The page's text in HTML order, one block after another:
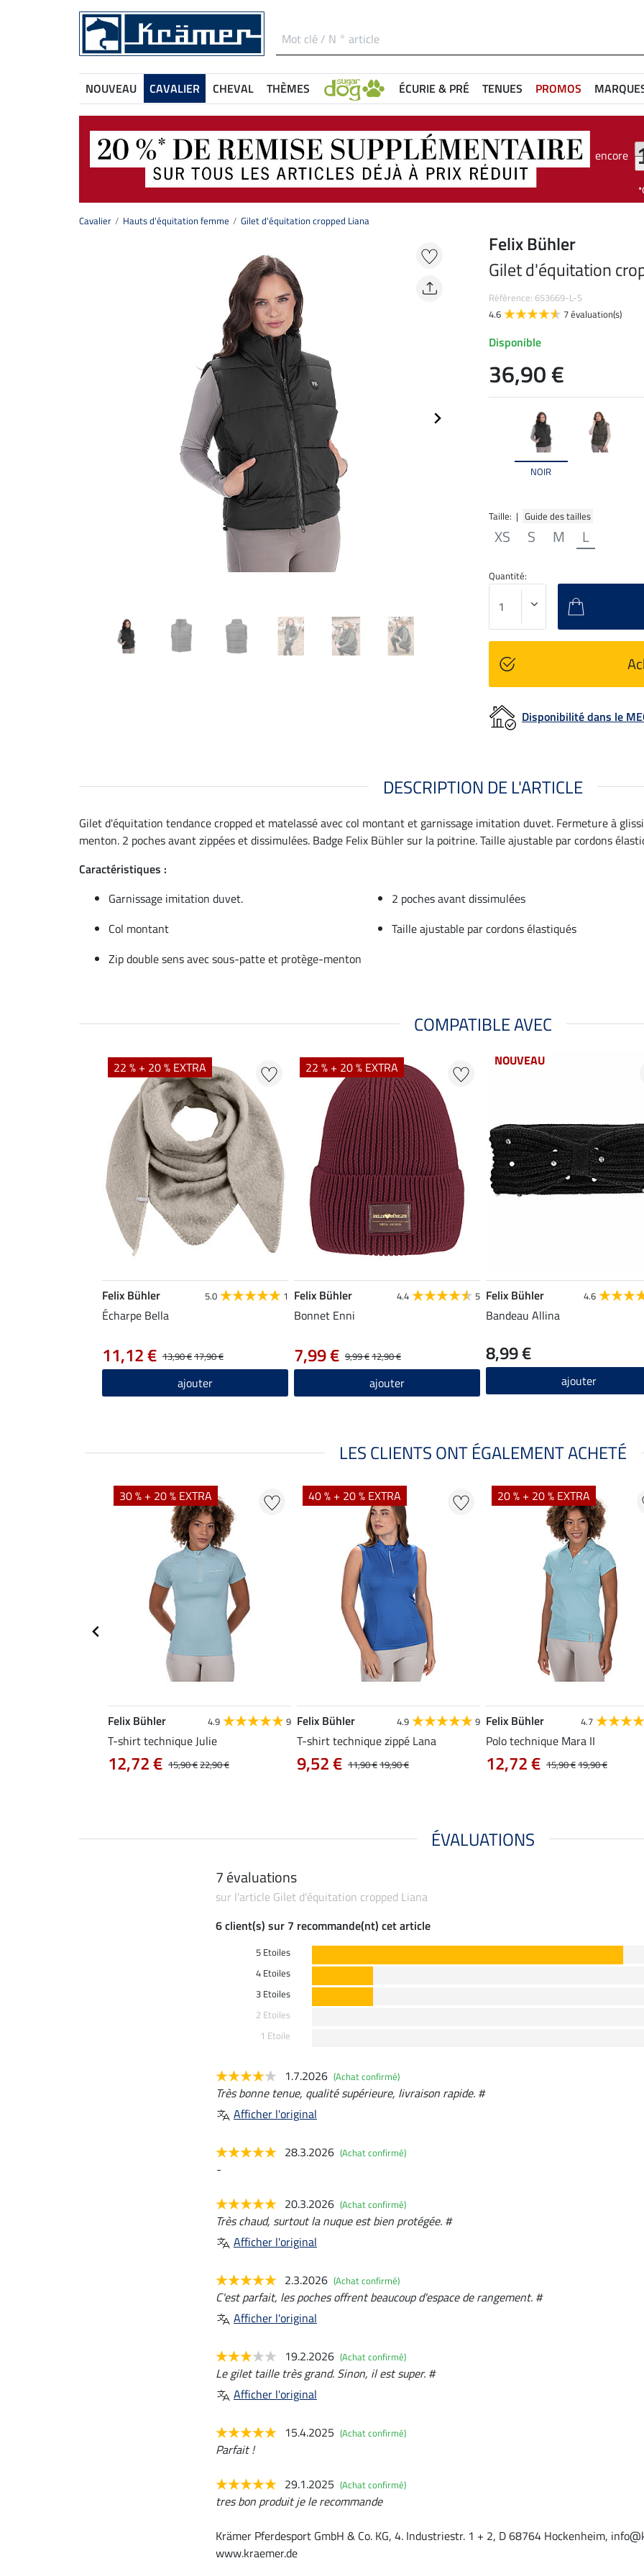
NOUVEAU CAVALIER CHEVAL THÈMES ÉCURIE & PRÉ TENUES PROMOS
encore
Cavalier Hauts d'équitation femme Gilet d'équitation cropped Liana
NOIR
Taille: | Guide des tailles
XS S M L
Felix Bühler
Gilet d'équitation
Référence: 653669-L-S
4.6
7 évaluation(s)
Disponible
36,90 €
Quantité:
Disponibilité dans le
DESCRIPTION DE L'ARTICLE
Gilet d'équitation tendance cropped et matelassé avec col montant et garnissage imitation duvet. Fermeture à
menton. 2 poches avant zippées et dissimulées. Badge Felix Bühler sur la poitrine. Taille ajustable par cordons
Caractéristiques :
Garnissage imitation duvet.
2 poches avant dissimulées
Col montant
Taille ajustable par cordons élastiqués
Zip double sens avec sous-patte et protège-menton
COMPATIBLE AVEC
22 % + 20 % EXTRA
Felix Bühler 5.0 1
Écharpe Bella
13,90 €17,90 €
11,12 €
ajouter
22 % + 20 % EXTRA
Felix Bühler 4.4 5
Bonnet Enni
9,99 €12,90 €
7,99 €
ajouter
NOUVEAU
Felix Bühler 4.6
Bandeau Allina
8,99 €
ajouter
LES CLIENTS ONT ÉGALEMENT ACHETÉ
30 % + 20 % EXTRA
Felix Bühler 4.9 9
T-shirt technique Julie
15,90 €22,90 €
12,72 €
40 % + 20 % EXTRA
Felix Bühler 4.9 9
T-shirt technique zippé Lana
11,90 €19,90 €
9,52 €
20 % + 20 % EXTRA
Felix Bühler 4.7
Polo technique Mara II
15,90 €19,90 €
12,72 €
ÉVALUATIONS
7 évaluations
sur l'article Gilet d'équitation cropped Liana
6 client(s) sur 7 recommande(nt) cet article
5 Etoiles
4 Etoiles
3 Etoiles
2 Etoiles
1 Etoile
1.7.2026 (Achat confirmé)
Très bonne tenue, qualité supérieure, livraison rapide. #
Afficher l'original
28.3.2026 (Achat confirmé)
-
20.3.2026 (Achat confirmé)
Très chaud, surtout la nuque est bien protégée. #
Afficher l'original
2.3.2026 (Achat confirmé)
C'est parfait, les poches offrent beaucoup d'espace de rangement. #
Afficher l'original
19.2.2026 (Achat confirmé)
Le gilet taille très grand. Sinon, il est super. #
Afficher l'original
15.4.2025 (Achat confirmé)
Parfait !
29.1.2025 (Achat confirmé)
tres bon produit je le recommande
Krämer Pferdesport GmbH & Co. KG, 4. Industriestr. 1 + 2, D 68764 Hockenheim,
www.kraemer.de